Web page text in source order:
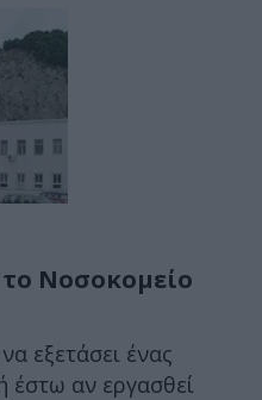
Νοσοκομείο
εξετάσει ένας
έστω αν εργασθεί